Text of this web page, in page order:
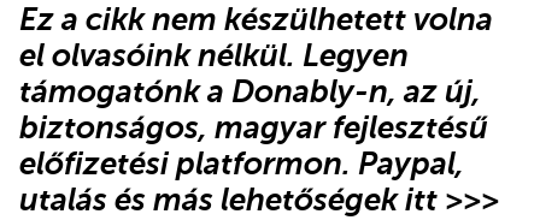
Ez a cikknem készülhetett volna
el olvasóink nélkül. Legyen
támogatónka Donably-n, az új,
biztonságos, magyar fejlesztésű
előfizetési platformon. Paypal,
utalás és más lehetőségek itt >>>